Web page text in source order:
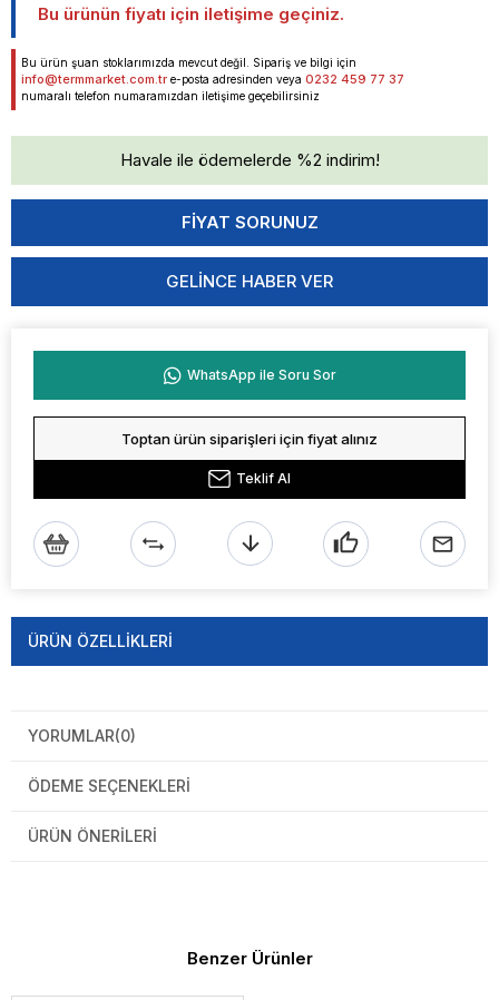
Bu ürünün fiyatı için iletişime geçiniz.
Bu ürün şuan stoklarımızda mevcut değil. Sipariş ve bilgi için
info@termmarket.com.tr e-posta adresinden veya 0232 459 77 37
numaralı telefon numaramızdan iletişime geçebilirsiniz
Havale ile ödemelerde %2 indirim!
GELINCE HABER VER
WhatsApp ile Soru Sor
Toptan ürün siparişleri için fiyat alınız
Teklif Al
ÜRÜN ÖZELLIKLERI
YORUMLAR(0)
ÖDEME SEÇENEKLERI
ÜRÜN ÖNERILERI
Benzer Ürünler